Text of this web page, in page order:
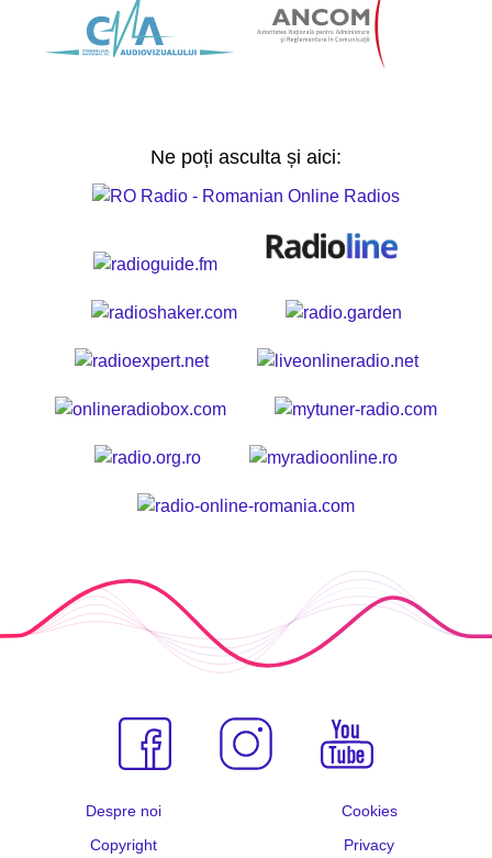
Ne poți asculta și aici:
Despre noi
Cookies
Copyright
Privacy